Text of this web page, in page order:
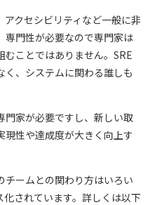
クセシビリティなど一般に非
専門性が必要なので専門家は
ことではありません。SRE
、システムに関わる誰しも
門家が必要ですし、新しい取
現性や達成度が大きく向上す
チームとの関わり方はいろい
されています。詳しくは以下